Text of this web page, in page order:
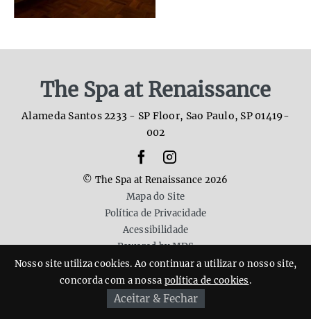
55 11 3069 2081 Reserve Agora
The Spa at Renaissance
Alameda Santos 2233 - SP Floor, Sao Paulo, SP 01419-
002
facebook
whatsapp
instagram
© The Spa at Renaissance 2026
Mapa do Site
Política de Privacidade
Acessibilidade
Powered by MDS
Nosso site utiliza cookies. Ao continuar a utilizar o nosso site,
concorda com a nossa política de cookies.
Aceitar & Fechar